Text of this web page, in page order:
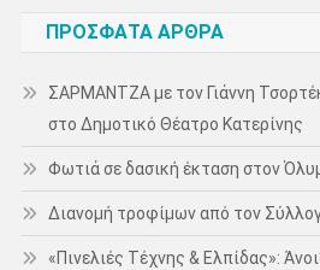
ΠΡΌΣΦΑΤΑ ΆΡΘΡΑ
ΣΑΡΜΑΝΤΖΑ με τον Γιάννη
στο Δημοτικό Θέατρο Κατερίνης
Φωτιά σε δασική έκταση στον
Διανομή τροφίμων από τον
«Πινελιές Τέχνης & Ελπίδας»: